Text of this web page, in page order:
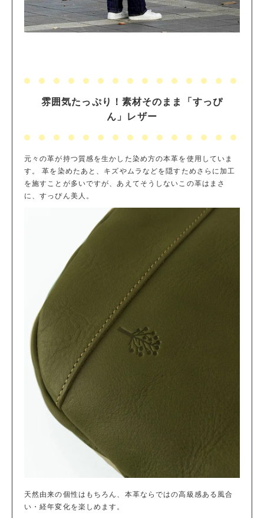
雰囲気たっぷり！素材そのまま「すっぴ
ん」レザー
元々の革が持つ質感を生かした染め方の本革を使用していま
す。 革を染めたあと、キズやムラなどを隠すためさらに加工
を施すことが多いですが、あえてそうしないこの革はまさ
に、すっぴん美人。
天然由来の個性はもちろん、本革ならではの高級感ある風合
い・経年変化を楽しめます。